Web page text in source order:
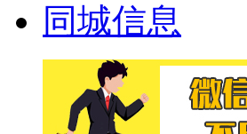
同城信息